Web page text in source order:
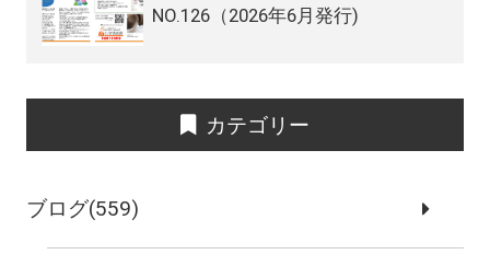
NO.126（2026年6月発行)
カテゴリー
ブログ(559)